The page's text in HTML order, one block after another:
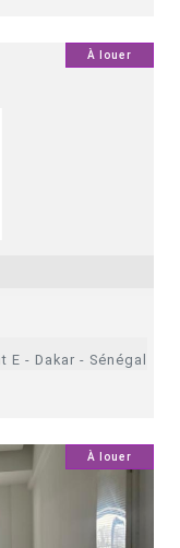
À louer0
E - Dakar - Sénégal
À louer6